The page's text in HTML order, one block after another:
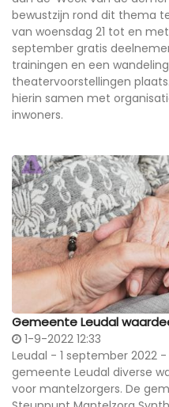
bewustzijn rond dit thema
van woensdag 21 tot en
september gratis
trainingen en een
theatervoorstellingen
hierin samen met
inwoners.
Gemeente Leudal
1-9-2022 12:33
Leudal - 1 september 2022
gemeente Leudal diverse
voor mantelzorgers. De